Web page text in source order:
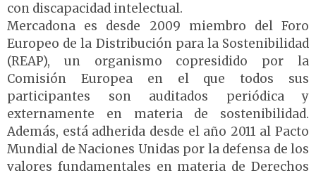
con discapacidad intelectual.
Mercadona es desde 2009 miembro del Foro
Europeo de la Distribución para la Sostenibilidad
(REAP), un organismo copresidido por la
Comisión Europea en el que todos sus
participantes son auditados periódica y
externamente en materia de sostenibilidad.
Además, está adherida desde el año 2011 al Pacto
Mundial de Naciones Unidas por la defensa de los
valores fundamentales en materia de Derechos